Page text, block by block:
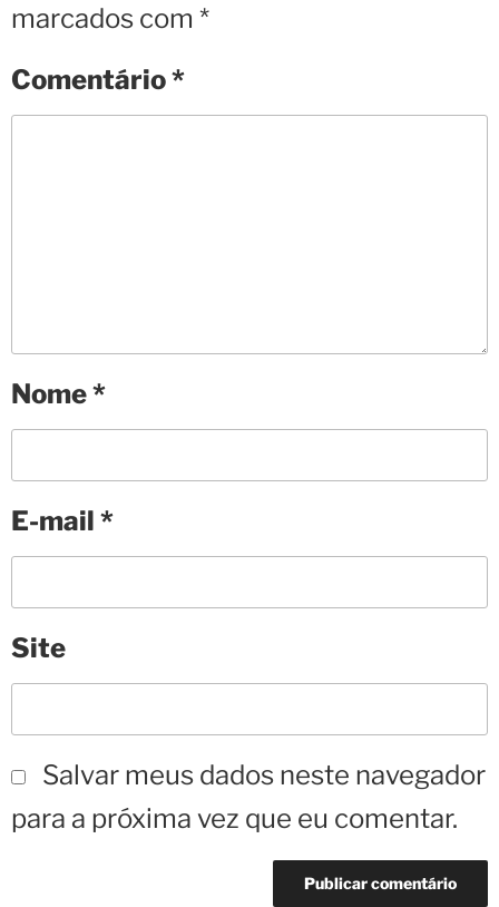
marcados com *
Comentário*
Nome*
E-mail *
Site
Salvar meus dados neste navegador
para a próxima vez que eu comentar.